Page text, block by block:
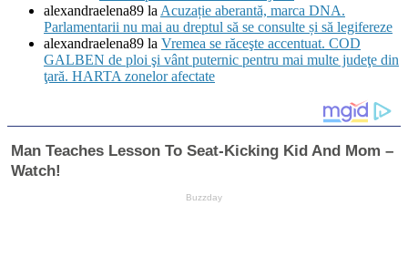
alexandraelena89 la Acuzație aberantă, marca DNA.
Parlamentarii nu mai au dreptul să se consulte și să legifereze
alexandraelena89 la Vremea se răceşte accentuat. COD
GALBEN de ploi şi vânt puternic pentru mai multe judeţe din
ţară. HARTA zonelor afectate